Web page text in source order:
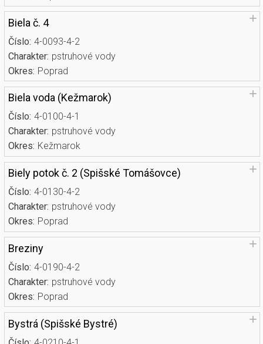
Biela č. 4
Číslo: 4-0093-4-2
Charakter: pstruhové vody
Okres: Poprad
Biela voda (Kežmarok)
Číslo: 4-0100-4-1
Charakter: pstruhové vody
Okres: Kežmarok
Biely potok č. 2 (Spišské Tomášovce)
Číslo: 4-0130-4-2
Charakter: pstruhové vody
Okres: Poprad
Breziny
Číslo: 4-0190-4-2
Charakter: pstruhové vody
Okres: Poprad
Bystrá (Spišské Bystré)